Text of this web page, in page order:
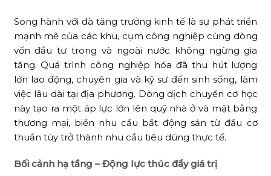
Song hành với đà tăng trưởng kinh tế là sự phát triển
mạnh mẽ của các khu, cụm công nghiệp cùng dòng
vốn đầu tư trong và ngoài nước không ngừng gia
tăng. Quá trình công nghiệp hóa đã thu hút lượng
lớn lao động, chuyên gia và kỹ sư đến sinh sống, làm
việc lâu dài tại địa phương. Dòng dịch chuyển cơ học
này tạo ra một áp lực lớn lên quỹ nhà ở và mặt bằng
thương mại, biến nhu cầu bất động sản từ đầu cơ
thuần túy trở thành nhu cầu tiêu dùng thực tế.
Bối cảnh hạ tầng – Động lực thúc đẩy giá trị